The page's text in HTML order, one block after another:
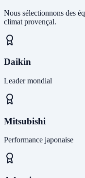
Nous sélectionnons des
climat provençal.
Daikin
Leader mondial
Mitsubishi
Performance japonaise